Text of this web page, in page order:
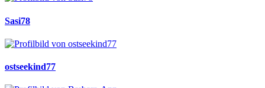
Sasi78
ostseekind77